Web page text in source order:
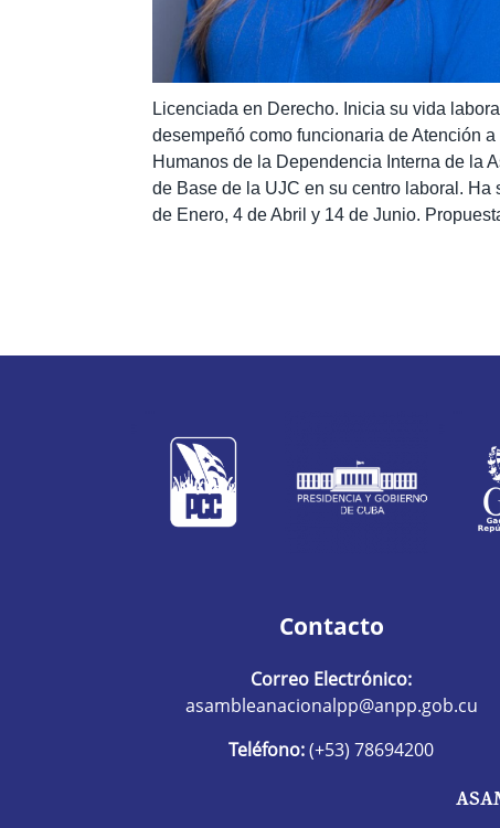
Licenciada en Derecho. Inicia su vida
desempeñó como funcionaria de Atención
Humanos de la Dependencia Interna de la
de Base de la UJC en su centro laboral.
de Enero, 4 de Abril y 14 de Junio.
Contacto
Correo Electrónico:
asambleanacionalpp@anpp.gob.cu
Teléfono:(+53) 78694200